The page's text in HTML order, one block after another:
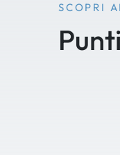
SCOPRI